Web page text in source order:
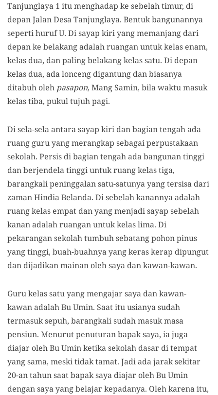
Tanjunglaya 1 itu menghadap ke sebelah timur, di
depan Jalan Desa Tanjunglaya. Bentuk bangunannya
seperti huruf U. Di sayap kiri yang memanjang dari
depan ke belakang adalah ruangan untuk kelas enam,
kelas dua, dan paling belakang kelas satu. Di depan
kelas dua, ada lonceng digantung dan biasanya
ditabuh oleh pasapon, Mang Samin, bila waktu masuk
kelas tiba, pukul tujuh pagi.
Di sela-sela antara sayap kiri dan bagian tengah ada
ruang guru yang merangkap sebagai perpustakaan
sekolah. Persis di bagian tengah ada bangunan tinggi
dan berjendela tinggi untuk ruang kelas tiga,
barangkali peninggalan satu-satunya yang tersisa dari
zaman Hindia Belanda. Di sebelah kanannya adalah
ruang kelas empat dan yang menjadi sayap sebelah
kanan adalah ruangan untuk kelas lima. Di
pekarangan sekolah tumbuh sebatang pohon pinus
yang tinggi, buah-buahnya yang keras kerap dipungut
dan dijadikan mainan oleh saya dan kawan-kawan.
Guru kelas satu yang mengajar saya dan kawan-
kawan adalah Bu Umin. Saat itu usianya sudah
termasuk sepuh, barangkali sudah masuk masa
pensiun. Menurut penuturan bapak saya, ia juga
diajar oleh Bu Umin ketika sekolah dasar di tempat
yang sama, meski tidak tamat. Jadi ada jarak sekitar
20-an tahun saat bapak saya diajar oleh Bu Umin
dengan saya yang belajar kepadanya. Oleh karena itu,